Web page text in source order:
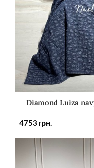
Diamond Luiza
4753 грн.